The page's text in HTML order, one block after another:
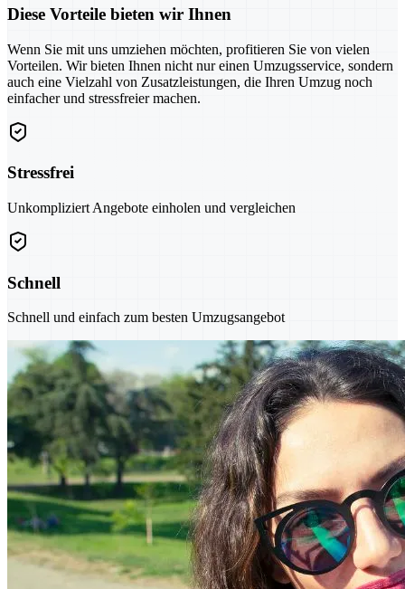
Diese Vorteile bieten wir Ihnen
Wenn Sie mit uns umziehen möchten, profitieren Sie von vielen
Vorteilen. Wir bieten Ihnen nicht nur einen Umzugsservice, sondern
auch eine Vielzahl von Zusatzleistungen, die Ihren Umzug noch
einfacher und stressfreier machen.
Stressfrei
Unkompliziert Angebote einholen und vergleichen
Schnell
Schnell und einfach zum besten Umzugsangebot